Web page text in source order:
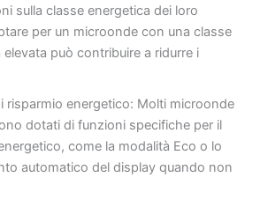
sulla classe energetica dei loro
per un microonde con una classe
elevata può contribuire a ridurre i
risparmio energetico: Molti microonde
dotati di funzioni specifiche per il
come la modalità Eco o lo
automatico del display quando non